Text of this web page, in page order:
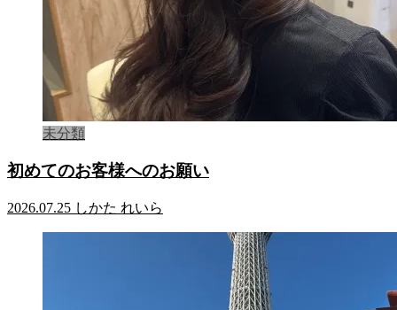
未分類
初めてのお客様へのお願い
2026.07.25 しかた れいら